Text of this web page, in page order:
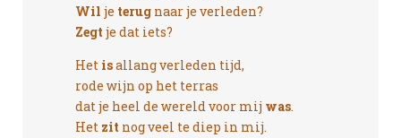
Wil je terug naar je verleden?
Zegt je dat iets?
Hetisallang verleden tijd,
rode wijn op het terras
dat je heel de wereld voor mij was.
Het zit nog veel te diep in mij.